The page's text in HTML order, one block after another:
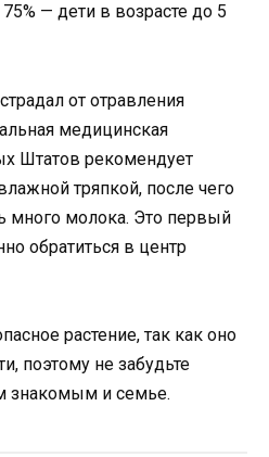
— дети в возрасте до 5
от отравления
медицинская
Штатов рекомендует
тряпкой, после чего
много молока. Это первый
обратиться в центр
растение, так как оно
поэтому не забудьте
знакомым и семье.